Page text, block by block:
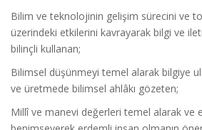
Bilim ve teknolojinin gelişim sürecini ve
üzerindeki etkilerini kavrayarak bilgi ve
bilinçli kullanan;
Bilimsel düşünmeyi temel alarak bilgiye
ve üretmede bilimsel ahlâkı gözeten;
Millî ve manevi değerleri temel alarak ve